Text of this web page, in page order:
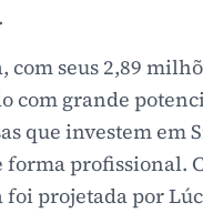
com seus 2,89
com grande
que investem em
forma profissional.
projetada por